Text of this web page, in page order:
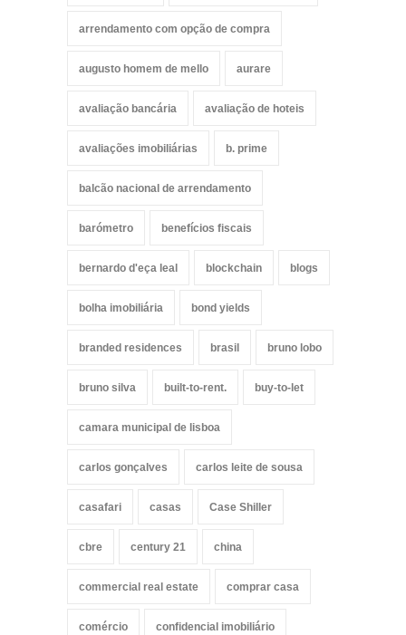
arrendamento com opção de compra
augusto homem de mello aurare
avaliação bancária avaliação de hoteis
avaliações imobiliárias b. prime
balcão nacional de arrendamento
barómetro benefícios fiscais
bernardo d'eça leal blockchain blogs
bolha imobiliária bond yields
branded residences brasil bruno lobo
bruno silva built-to-rent. buy-to-let
camara municipal de lisboa
carlos gonçalves carlos leite de sousa
casafari casas Case Shiller
cbre century 21 china
commercial real estate comprar casa
comércio confidencial imobiliário